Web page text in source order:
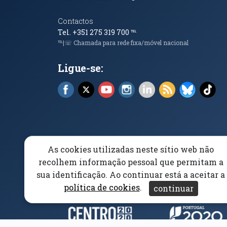
Contactos
Tel. +351 275 319 700 ℡
℡|☏ Chamada para rede fixa/móvel nacional
Ligue-se:
Facebook (abre em nova janela)
X (abre em nova janela)
YouTube (abre em nova janela)
Instagram (abre em nova
LinkedIn (abre em
RSS (abre em
Bluesky
Acessibilidade Aviso/Privacidade Proteção
Parceiros e(abre em nova janela)
As cookies utilizadas neste sítio web não
recolhem informação pessoal que permitam a
sua identificação. Ao continuar está a aceitar a
política de cookies. continuar